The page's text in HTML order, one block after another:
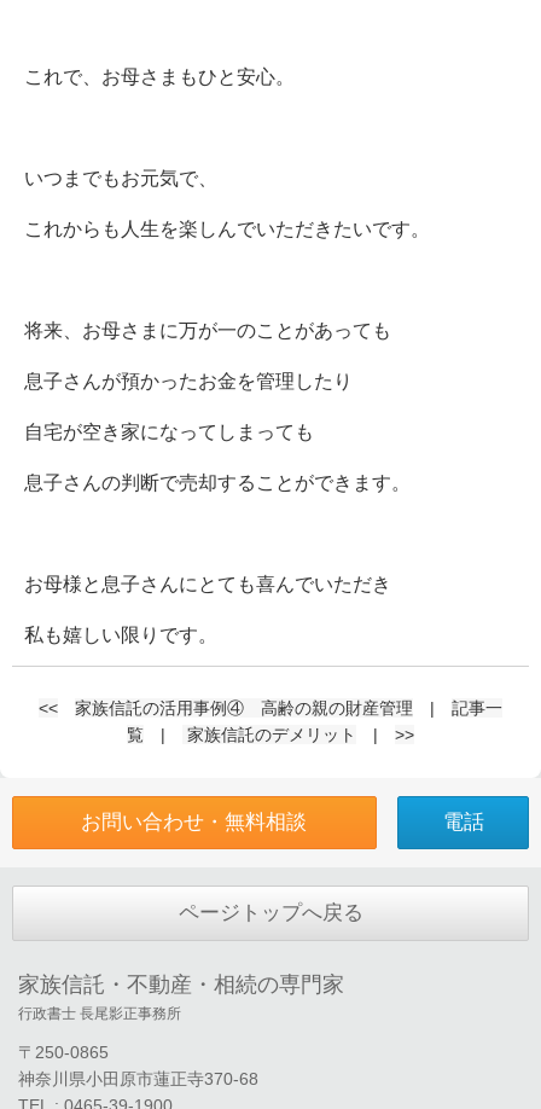
これで、お母さまもひと安心。
いつまでもお元気で、
これからも人生を楽しんでいただきたいです。
将来、お母さまに万が一のことがあっても
息子さんが預かったお金を管理したり
自宅が空き家になってしまっても
息子さんの判断で売却することができます。
お母様と息子さんにとても喜んでいただき
私も嬉しい限りです。
<< 家族信託の活用事例④ 高齢の親の財産管理 | 記事一
覧 | 家族信託のデメリット | >>
お問い合わせ・無料相談 電話
ページトップへ戻る
家族信託・不動産・相続の専門家
行政書士 長尾影正事務所
〒250-0865
神奈川県小田原市蓮正寺370-68